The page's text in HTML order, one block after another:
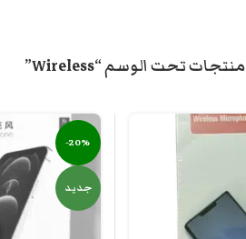
منتجات تحت الوسم “Wireless”
-20%
جديد